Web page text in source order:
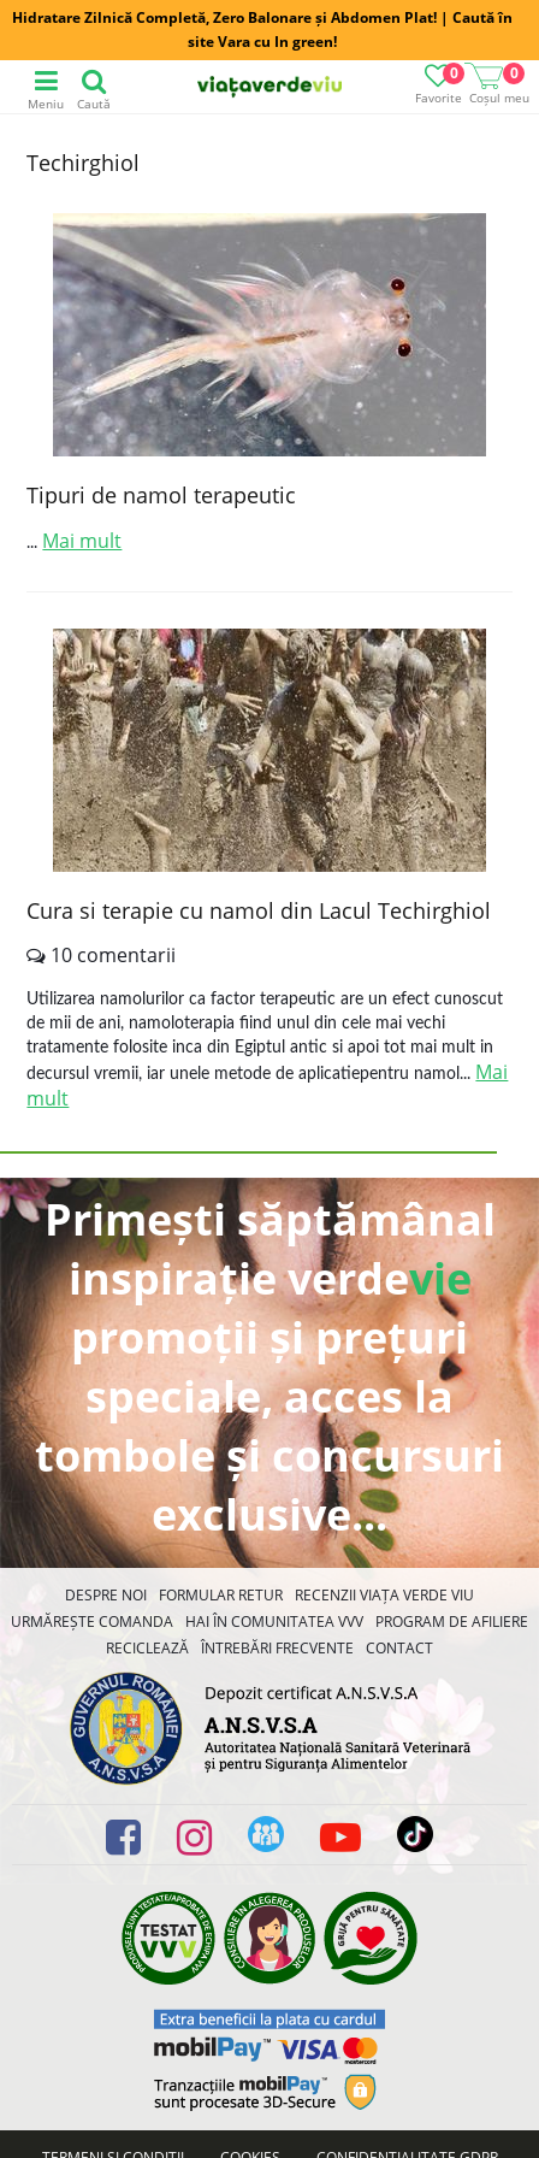
Hidratare Zilnică Completă, Zero Balonare și Abdomen Plat! | Caută în
site Vara cu In green!
Favorite
0
Coșul meu
0
Meniu Caută
Techirghiol
Tipuri de namol terapeutic
... Mai mult
Cura si terapie cu namol din Lacul Techirghiol
10 comentarii
Utilizarea namolurilor ca factor terapeutic are un efect cunoscut
de mii de ani, namoloterapia fiind unul din cele mai vechi
tratamente folosite inca din Egiptul antic si apoi tot mai mult in
decursul vremii, iar unele metode de aplicatiepentru namol... Mai
mult
Primești săptămânal
inspirație verdevie
promoții și prețuri
speciale, acces la
tombole și concursuri
exclusive...
DESPRE NOI FORMULAR RETUR
RECENZII VIAȚA VERDE VIU
URMĂREȘTE COMANDA
HAI ÎN COMUNITATEA VVV
PROGRAM DE AFILIERE
RECICLEAZĂ ÎNTREBĂRI FRECVENTE CONTACT